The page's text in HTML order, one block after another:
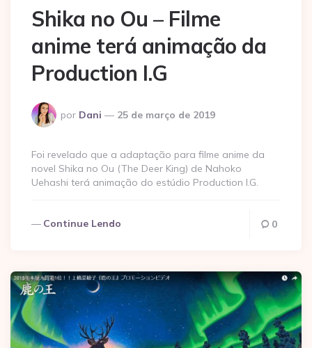
Shika no Ou – Filme
anime terá animação da
Production I.G
Postado
por
por Dani 25 de março de 2019
Foi revelado que a adaptação para filme anime da
novel Shika no Ou (The Deer King) de Nahoko
Uehashi terá animação do estúdio Production I.G.
Continue Lendo 0